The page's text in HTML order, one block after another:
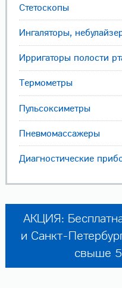
Стетоскопы
Ингаляторы,
Ирригаторы полости
Термометры
Пульсоксиметры
Пневмомассажеры
Диагностические
АКЦИЯ:
и Санкт-
свыше